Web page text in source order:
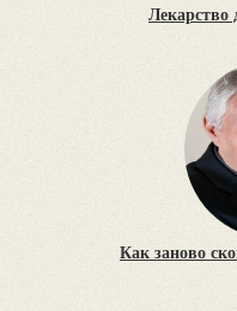
Лекарство
Как заново